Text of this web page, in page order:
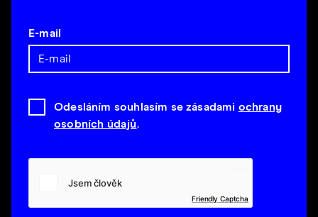
E-mail
Odesláním souhlasím se zásadami ochrany
osobních údajů.
Friendly Captcha